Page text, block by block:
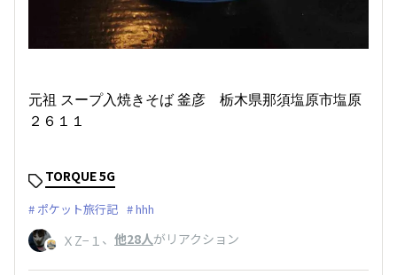
元祖 スープ入焼きそば 釜彦 栃木県那須塩原市塩原
２６１１
TORQUE 5G
ポケット旅行記 hhh
ＸZ−１ 、 他28人がリアクション